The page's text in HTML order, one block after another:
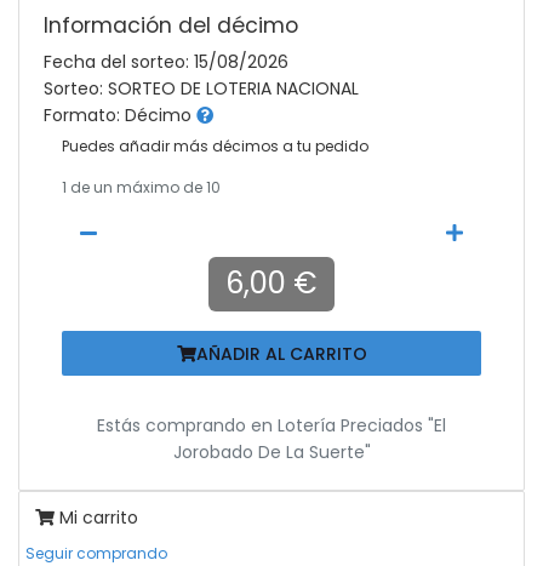
Información del décimo
Fecha del sorteo: 15/08/2026
Sorteo: SORTEO DE LOTERIA NACIONAL
Formato: Décimo
Puedes añadir más décimos a tu pedido
1 de un máximo de 10
6,00 €
AÑADIR AL CARRITO
Estás comprando en Lotería Preciados "el
Jorobado De La Suerte"
Mi carrito
Seguir comprando